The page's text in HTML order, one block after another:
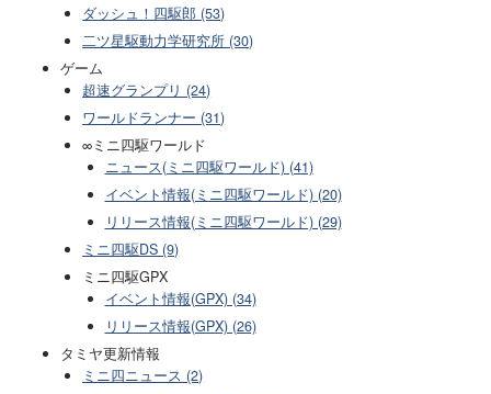
ダッシュ！四駆郎 (53)
二ツ星駆動力学研究所 (30)
ゲーム
超速グランプリ (24)
ワールドランナー (31)
∞ミニ四駆ワールド
ニュース(ミニ四駆ワールド) (41)
イベント情報(ミニ四駆ワールド) (20)
リリース情報(ミニ四駆ワールド) (29)
ミニ四駆DS (9)
ミニ四駆GPX
イベント情報(GPX) (34)
リリース情報(GPX) (26)
タミヤ更新情報
ミニ四ニュース (2)